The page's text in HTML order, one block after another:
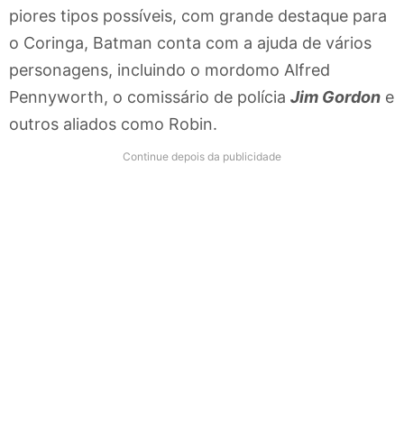
piores tipos possíveis, com grande destaque para
o Coringa, Batman conta com a ajuda de vários
personagens, incluindo o mordomo Alfred
Pennyworth, o comissário de polícia Jim Gordon e
outros aliados como Robin.
Continue depois da publicidade